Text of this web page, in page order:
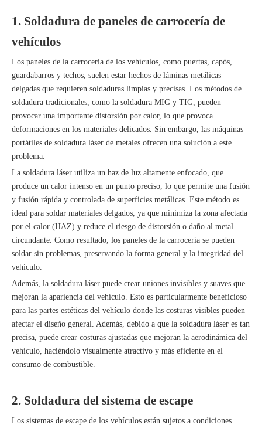
1. Soldadura de paneles de carrocería de
vehículos
Los paneles de la carrocería de los vehículos, como puertas, capós,
guardabarros y techos, suelen estar hechos de láminas metálicas
delgadas que requieren soldaduras limpias y precisas. Los métodos de
soldadura tradicionales, como la soldadura MIG y TIG, pueden
provocar una importante distorsión por calor, lo que provoca
deformaciones en los materiales delicados. Sin embargo, las máquinas
portátiles de soldadura láser de metales ofrecen una solución a este
problema.
La soldadura láser utiliza un haz de luz altamente enfocado, que
produce un calor intenso en un punto preciso, lo que permite una fusión
y fusión rápida y controlada de superficies metálicas. Este método es
ideal para soldar materiales delgados, ya que minimiza la zona afectada
por el calor (HAZ) y reduce el riesgo de distorsión o daño al metal
circundante. Como resultado, los paneles de la carrocería se pueden
soldar sin problemas, preservando la forma general y la integridad del
vehículo.
Además, la soldadura láser puede crear uniones invisibles y suaves que
mejoran la apariencia del vehículo. Esto es particularmente beneficioso
para las partes estéticas del vehículo donde las costuras visibles pueden
afectar el diseño general. Además, debido a que la soldadura láser es tan
precisa, puede crear costuras ajustadas que mejoran la aerodinámica del
vehículo, haciéndolo visualmente atractivo y más eficiente en el
consumo de combustible.
2. Soldadura del sistema de escape
Los sistemas de escape de los vehículos están sujetos a condiciones